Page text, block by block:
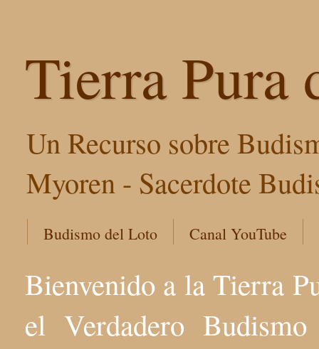
Tierra Pura
Un Recurso sobre
Myoren - Sacerdote
Budismo del Loto Canal YouTube
Bienvenido a la Tierra
el Verdadero